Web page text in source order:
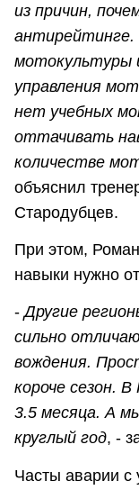
из причин,
мотокультуры
управления
нет учебных
оттачивать
количестве
объяснил
Стародубцев.
При этом, Роман
навыки нужно
-Другие
сильно
вождения.
короче сезон.
3.5 месяца. А
круглый год, -
Часты аварии с